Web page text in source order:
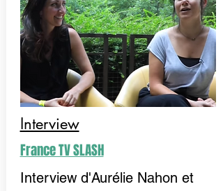
Interview
France TV SLASH
Interview d'Aurélie Nahon et